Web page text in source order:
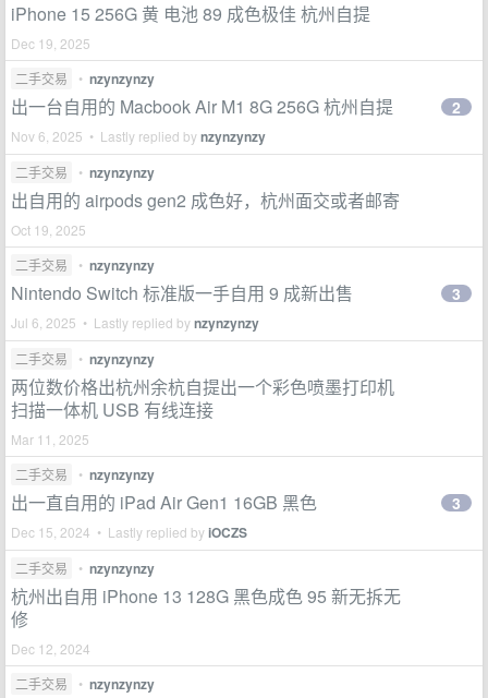
iPhone 15 256G 黄 电池 89 成色极佳 杭州自提
Dec 19, 2025
二手交易
• nzynzynzy
出一台自用的 Macbook Air M1 8G 256G 杭州自提
Nov 6, 2025 • Lastly replied bynzynzynzy
2
二手交易 • nzynzynzy
出自用的 airpods gen2 成色好，杭州面交或者邮寄
Oct 19, 2025
二手交易
• nzynzynzy
Nintendo Switch 标准版一手自用 9 成新出售
Jul 6, 2025 • Lastly replied bynzynzynzy
3
二手交易 • nzynzynzy
两位数价格出杭州余杭自提出一个彩色喷墨打印机
扫描一体机 USB 有线连接
Mar 11, 2025
二手交易
• nzynzynzy
出一直自用的 iPad Air Gen1 16GB 黑色
Dec 15, 2024 • Lastly replied byiOCZS
3
二手交易 • nzynzynzy
杭州出自用 iPhone 13 128G 黑色成色 95 新无拆无
修
Dec 12, 2024
二手交易
• nzynzynzy